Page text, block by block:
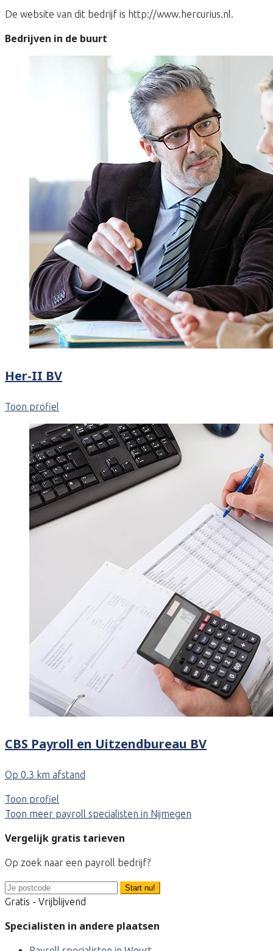
De website van dit bedrijf is http://www.hercurius.nl.
Bedrijven in de buurt
Her-II BV
Toon profiel
CBS Payroll en Uitzendbureau BV
Op 0.3 km afstand
Toon profiel
Toon meer payroll specialisten in Nijmegen
Vergelijk gratis tarieven
Op zoek naar een payroll bedrijf?
Start nu!
Gratis - Vrijblijvend
Specialisten in andere plaatsen